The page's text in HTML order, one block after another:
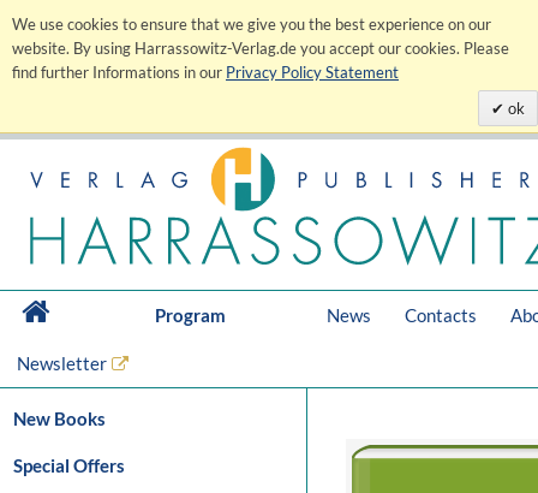
We use cookies to ensure that we give you the best experience on our
website. By using Harrassowitz-Verlag.de you accept our cookies. Please
find further Informations in our Privacy Policy Statement
ok
Program News Contacts
Newsletter
New Books
Special Offers